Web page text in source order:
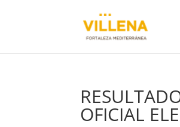
OFICIAL